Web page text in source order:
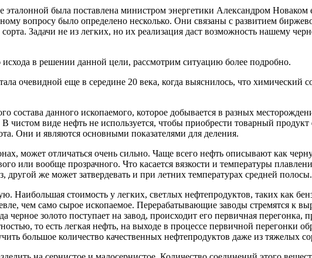
эталонной была поставлена министром энергетики Александром
вопросу было определено несколько. Они связаны с развитием
Задачи не из легких, но их реализация даст возможность нашему
в решении данной цели, рассмотрим ситуацию более подробно.
очевидной еще в середине 20 века, когда выяснилось, что химический
состава данного ископаемого, которое добывается в разных
чистом виде нефть не используется, чтобы приобрести товарный
Они и являются основными показателями для деления.
может отличаться очень сильно. Чаще всего нефть описывают как
или вообще прозрачного. Что касается вязкости и температуры
другой же может затвердевать и при летних температурах средней полосы.
Наибольшая стоимость у легких, светлых нефтепродуктов, таких как
чем само сырое ископаемое. Перерабатывающие заводы стремятся к
золото поступает на завод, происходит его первичная перегонка,
то есть легкая нефть, на выходе в процессе первичной
большое количество качественных нефтепродуктов даже из тяжелых